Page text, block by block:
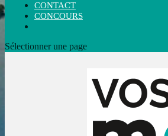
CONTACT
CONCOURS
Sélectionner une page